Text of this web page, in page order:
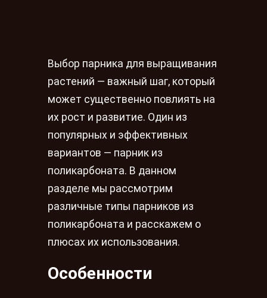
Выбор парника для выращивания
растений — важный шаг, который
может существенно повлиять на
их рост и развитие. Один из
популярных и эффективных
вариантов — парник из
поликарбоната. В данном
разделе мы рассмотрим
различные типы парников из
поликарбоната и расскажем о
плюсах их использования.
Особенности